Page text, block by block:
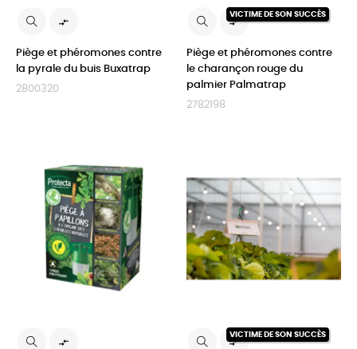

Piège et phéromones contre
la pyrale du buis Buxatrap
2800320
VICTIME DE SON SUCCÈS

Piège et phéromones contre
le charançon rouge du
palmier Palmatrap
2782198

VICTIME DE SON SUCCÈS
